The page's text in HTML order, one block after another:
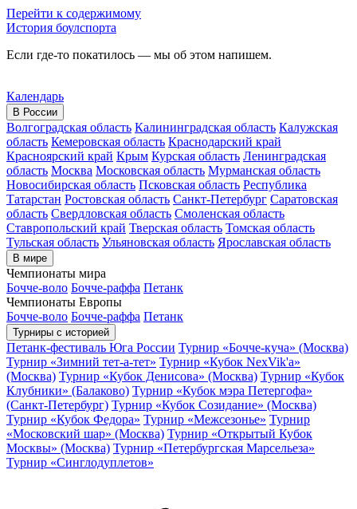
Перейти к содержимому
История боулспорта
Если где-то покатилось — мы об этом напишем.
Календарь
В России
Волгоградская область Калининградская область Калужская
область Кемеровская область Краснодарский край
Красноярский край Крым Курская область Ленинградская
область Москва Московская область Мурманская область
Новосибирская область Псковская область Республика
Татарстан Ростовская область Санкт-Петербург Саратовская
область Свердловская область Смоленская область
Ставропольский край Тверская область Томская область
Тульская область Ульяновская область Ярославская область
В мире
Чемпионаты мира
Бочче-воло Бочче-раффа Петанк
Чемпионаты Европы
Бочче-воло Бочче-раффа Петанк
Турниры с историей
Петанк-фестиваль Юга России Турнир «Бочче-куча» (Москва)
Турнир «Зимний тет-а-тет» Турнир «Кубок NexVik'a»
(Москва) Турнир «Кубок Денисова» (Москва) Турнир «Кубок
Клубники» (Балаково) Турнир «Кубок мэра Петергофа»
(Санкт-Петербург) Турнир «Кубок Созидание» (Москва)
Турнир «Кубок Федора» Турнир «Межсезонье» Турнир
«Московский шар» (Москва) Турнир «Открытый Кубок
Москвы» (Москва) Турнир «Петербургская Марсельеза»
Турнир «Синглодуплетов»